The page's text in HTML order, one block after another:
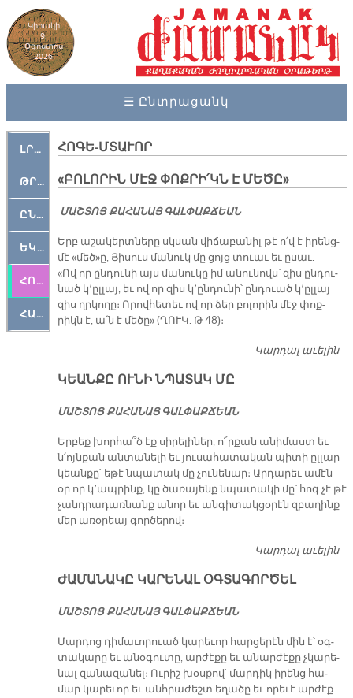
Կիրակի
9,
Օգոստոս
2026
☰ Ընտրացանկ
ԼՐԱՀՈՍ
ԹՐՔԱՀԱՅ ԿԵԱՆՔ
ԸՆԿԵՐԱՄՇԱԿՈՒԹԱՅԻՆ
ԵԿԵՂԵՑԱԿԱՆ
ՀՈԳԵՄՏԱՒՈՐ
ՀԱՐԹԱԿ
ՀՈԳԵ-ՄՏԱՒՈՐ
«ԲՈԼՈՐԻՆ ՄԷՋ ՓՈՔՐԻ՛ԿՆ Է ՄԵԾԸ»
ՄԱՇ­ՏՈՑ ՔԱ­ՀԱ­ՆԱՅ ԳԱԼ­ՓԱՔ­ՃԵԱՆ
Երբ ա­շա­կերտ­նե­րը սկսան վի­ճա­բա­նիլ թէ ո՛վ է ի­րենց­
մէ «մեծ»ը, Յի­սուս մա­նուկ մը ցոյց տուաւ եւ ը­սաւ.
«Ով որ ըն­դու­նի այս մա­նու­կը իմ ա­նու­նովս՝ զիս ըն­դու­
նած կ՚ըլ­լայ, եւ ով որ զիս կ՚ըն­դու­նի՝ ըն­դուած կ՚ըլ­լայ
զիս ղրկո­ղը։ Ո­րով­հե­տեւ ով որ ձեր բո­լո­րին մէջ փոք­
րիկն է, ա՛ն է մե­ծը» (ՂՈՒԿ. Թ 48)։­
Կարդալ աւելին
ԿԵԱՆՔԸ ՈՒՆԻ ՆՊԱՏԱԿ ՄԸ
ՄԱՇ­ՏՈՑ ՔԱ­ՀԱ­ՆԱՅ ԳԱԼ­ՓԱՔ­ՃԵԱՆ
Եր­բեք խոր­հա՞ծ էք սի­րե­լի­ներ, ո՜ր­քան ա­նի­մաստ եւ
ն՛ոյն­քան ան­տա­նե­լի եւ յու­սա­հա­տա­կան պի­տի ըլ­լար
կեան­քը՝ ե­թէ նպա­տակ մը չու­նե­նար։ Ար­դա­րեւ ա­մէն
օր որ կ՚ապ­րինք, կը ծա­ռա­յենք նպա­տա­կի մը՝ հոգ չէ թէ
չանդ­րա­դառ­նանք ա­նոր եւ ան­գի­տակ­ցօ­րէն զբա­ղինք
մեր ա­ռօ­րեայ գոր­ծե­րով։
Կարդալ աւելին
ԺԱՄԱՆԱԿԸ ԿԱՐԵՆԱԼ ՕԳՏԱԳՈՐԾԵԼ
ՄԱՇ­ՏՈՑ ՔԱ­ՀԱ­ՆԱՅ ԳԱԼ­ՓԱՔ­ՃԵԱՆ
Մար­դոց դի­մա­ւո­րուած կա­րե­ւոր հար­ցե­րէն մին է՝ օգ­
տա­կա­րը եւ ա­նօ­գու­տը, ար­ժէ­քը եւ ա­նար­ժէ­քը չկա­րե­
նալ զա­նա­զա­նել։ Ու­րիշ խօս­քով՝ մար­դիկ ի­րենց հա­
մար կա­րե­ւոր եւ անհ­րա­ժեշտ ե­ղա­ծը եւ ո­րե­ւէ ար­ժէք